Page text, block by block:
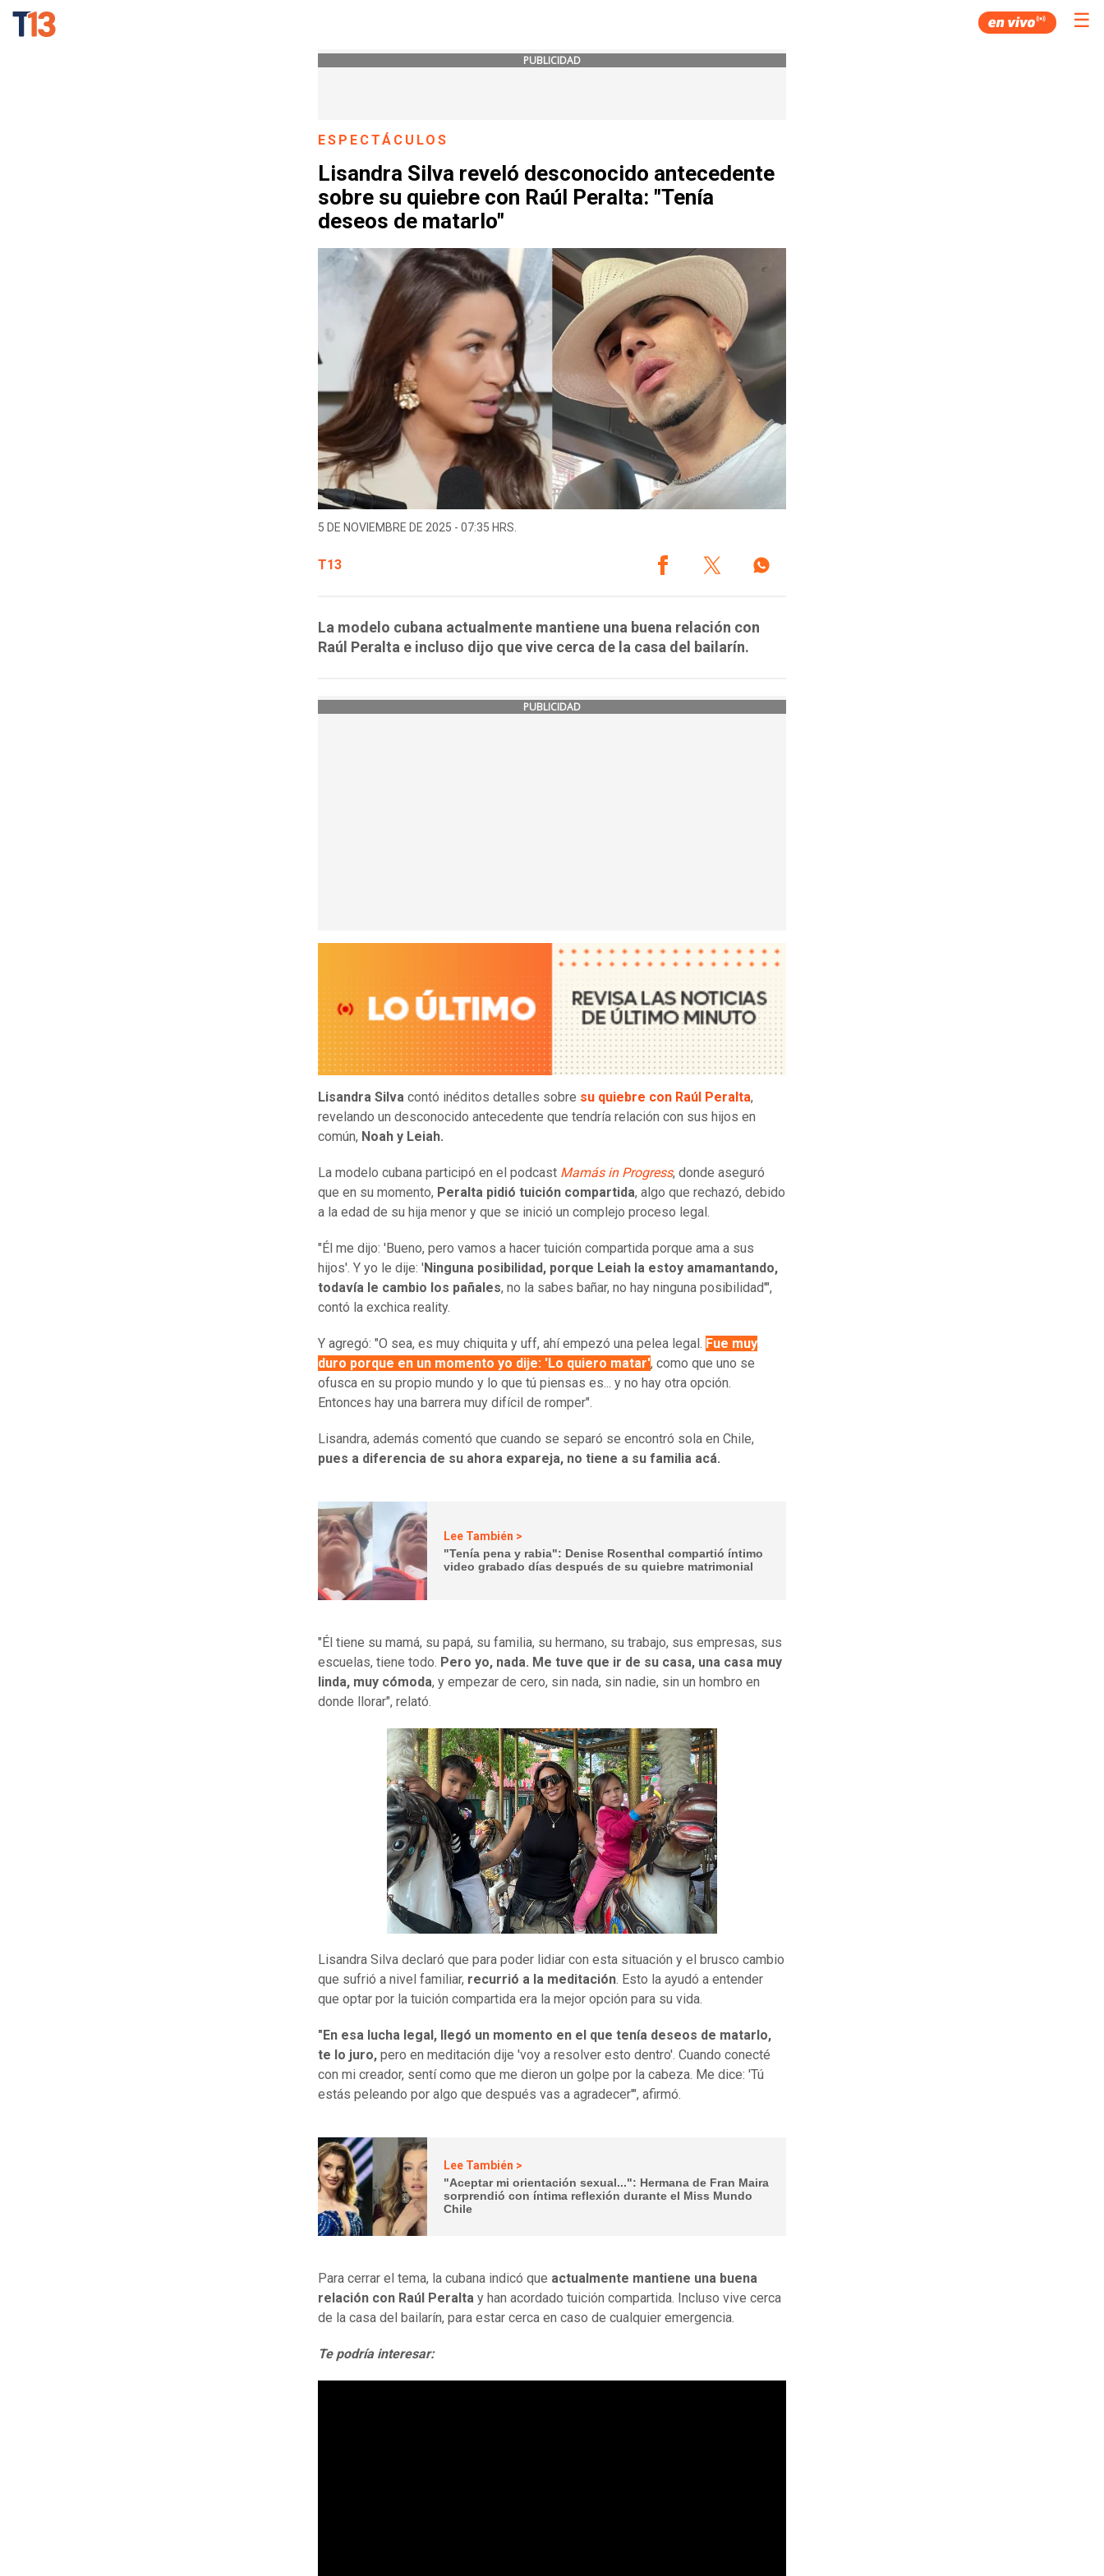
☰
PUBLICIDAD
ESPECTÁCULOS
Lisandra Silva reveló desconocido antecedente
sobre su quiebre con Raúl Peralta: "Tenía
deseos de matarlo"
5 DE NOVIEMBRE DE 2025 - 07:35 HRS.
T13
La modelo cubana actualmente mantiene una buena relación con
Raúl Peralta e incluso dijo que vive cerca de la casa del bailarín.
PUBLICIDAD
Lisandra Silva contó inéditos detalles sobre su quiebre con Raúl Peralta,
revelando un desconocido antecedente que tendría relación con sus hijos en
común, Noah y Leiah.
La modelo cubana participó en el podcast Mamás in Progress, donde aseguró
que en su momento, Peralta pidió tuición compartida, algo que rechazó, debido
a la edad de su hija menor y que se inició un complejo proceso legal.
"Él me dijo: 'Bueno, pero vamos a hacer tuición compartida porque ama a sus
hijos'. Y yo le dije: ' Ninguna posibilidad, porque Leiah la estoy amamantando,
todavía le cambio los pañales, no la sabes bañar, no hay ninguna posibilidad'",
contó la exchica reality.
Y agregó: "O sea, es muy chiquita y uff, ahí empezó una pelea legal. Fue muy
duro porque en un momento yo dije: 'Lo quiero matar', como que uno se
ofusca en su propio mundo y lo que tú piensas es... y no hay otra opción.
Entonces hay una barrera muy difícil de romper".
Lisandra, además comentó que cuando se separó se encontró sola en Chile,
pues a diferencia de su ahora expareja, no tiene a su familia acá.
Lee También >
"Tenía pena y rabia": Denise Rosenthal compartió íntimo
video grabado días después de su quiebre matrimonial
"Él tiene su mamá, su papá, su familia, su hermano, su trabajo, sus empresas, sus
escuelas, tiene todo. Pero yo, nada. Me tuve que ir de su casa, una casa muy
linda, muy cómoda, y empezar de cero, sin nada, sin nadie, sin un hombro en
donde llorar", relató.
Lisandra Silva declaró que para poder lidiar con esta situación y el brusco cambio
que sufrió a nivel familiar, recurrió a la meditación. Esto la ayudó a entender
que optar por la tuición compartida era la mejor opción para su vida.
"En esa lucha legal, llegó un momento en el que tenía deseos de matarlo,
te lo juro, pero en meditación dije 'voy a resolver esto dentro'. Cuando conecté
con mi creador, sentí como que me dieron un golpe por la cabeza. Me dice: 'Tú
estás peleando por algo que después vas a agradecer'", afirmó.
Lee También >
"Aceptar mi orientación sexual...": Hermana de Fran Maira
sorprendió con íntima reflexión durante el Miss Mundo
Chile
Para cerrar el tema, la cubana indicó que actualmente mantiene una buena
relación con Raúl Peralta y han acordado tuición compartida. Incluso vive cerca
de la casa del bailarín, para estar cerca en caso de cualquier emergencia.
Te podría interesar: